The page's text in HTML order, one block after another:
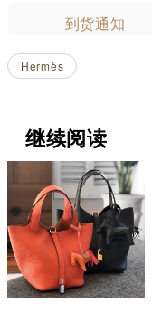
到货通知
Hermès
继续阅读